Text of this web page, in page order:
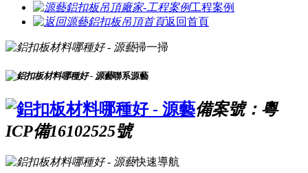
工程案例
返回首頁
掃一掃
聯系源藝
備案號：粵
ICP備16102525號
快速導航